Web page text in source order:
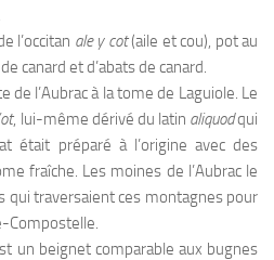
l’occitan ale y cot(aile et cou), pot au
canard et d’abats de canard.
de l’Aubrac à la tome de Laguiole. Le
, lui-même dérivé du latin aliquodqui
était préparé à l’origine avec des
fraîche. Les moines de l’Aubrac le
qui traversaient ces montagnes pour
Compostelle.
un beignet comparable aux bugnes